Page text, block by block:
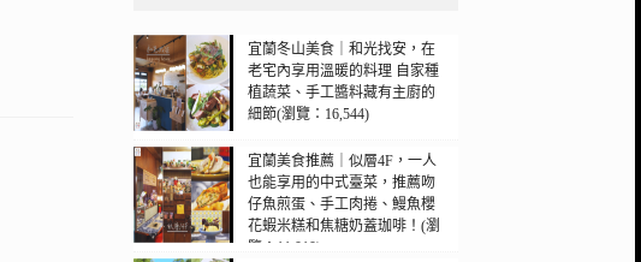
宜蘭冬山美食｜和光找安，在
老宅內享用溫暖的料理 自家種
植蔬菜、手工醬料藏有主廚的
細節(瀏覽：16,544)
宜蘭美食推薦｜似層4F，一人
也能享用的中式臺菜，推薦吻
仔魚煎蛋、手工肉捲、鰻魚櫻
花蝦米糕和焦糖奶蓋珈啡！(瀏
覽：11,010)